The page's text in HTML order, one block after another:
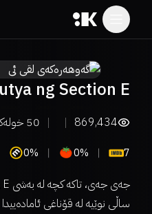
ng Section E
869,434
50
7
0%
0%
ساڵی نوێیە لە قۆناغی